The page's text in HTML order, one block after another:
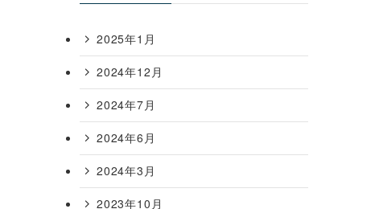
2025年1月
2024年12月
2024年7月
2024年6月
2024年3月
2023年10月